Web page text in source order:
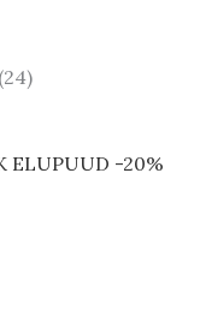
24
ELUPUUD -20%